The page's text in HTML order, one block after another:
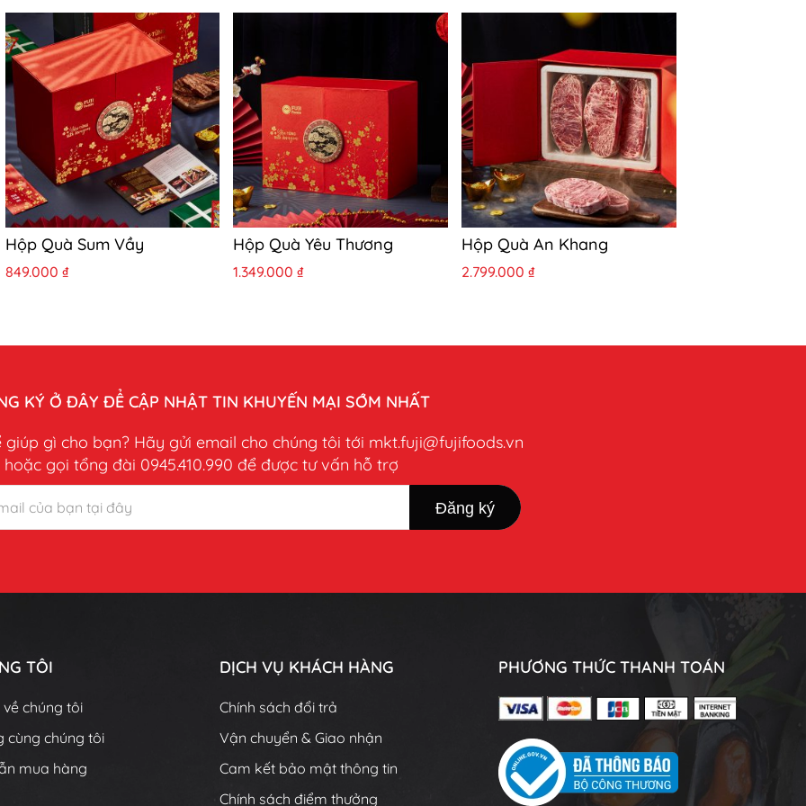
Hộp Quà Sum Vầy
849.000 ₫
Hộp Quà Yêu Thương
1.349.000₫
Hộp Quà An Khang
2.799.000₫
KÝ Ở ĐÂY ĐỂ CẬP NHẬT TIN KHUYẾN MẠI SỚM NHẤT
giúp gì cho bạn? Hãy gửi email cho chúng tôi tới mkt.fuji@fujifoods.vn
hoặc gọi tổng đài 0945.410.990 để được tư vấn hỗ trợ
TÔI
về chúng tôi
cùng chúng tôi
mua hàng
DỊCH VỤ KHÁCH HÀNG
Chính sách đổi trả
Vận chuyển & Giao nhận
Cam kết bảo mật thông tin
Chính sách điểm thưởng
PHƯƠNG THỨC THANH TOÁN